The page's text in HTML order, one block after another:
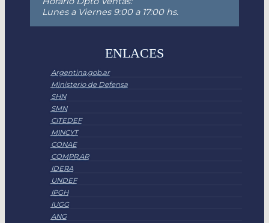
Lunes a Viernes 9:00 a 17:00 hs.
ENLACES
Argentina.gob.ar
Ministerio de Defensa
SHN
SMN
CITEDEF
MINCYT
CONAE
COMPR.AR
IDERA
UNDEF
IPGH
IUGG
ANG